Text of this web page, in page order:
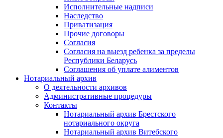
Исполнительные надписи
Наследство
Приватизация
Прочие договоры
Согласия
Согласия на выезд ребенка за пределы
Республики Беларусь
Соглашения об уплате алиментов
Нотариальный архив
О деятельности архивов
Административные процедуры
Контакты
Нотариальный архив Брестского
нотариального округа
Нотариальный архив Витебского